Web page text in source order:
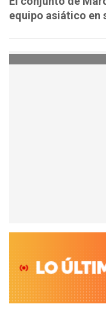
equipo asiático en